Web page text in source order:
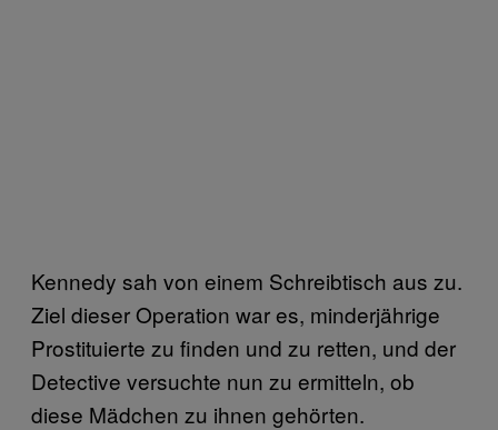
Kennedy sah von einem Schreibtisch aus zu.
Ziel dieser Operation war es, minderjährige
Prostituierte zu finden und zu retten, und der
Detective versuchte nun zu ermitteln, ob
diese Mädchen zu ihnen gehörten.